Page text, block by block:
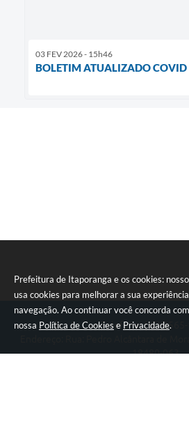
Prefeitura de Itaporanga e os cookies:
usa cookies para melhorar a sua
navegação. Ao continuar você concorda
nossa Política de Cookies e Privacidade.
03 FEV 2026 - 15h46
BOLETIM ATUALIZADO COVID
Telefone: (15) 3565-
Endereço: Rua: Pedro Alcântara de
18480-063